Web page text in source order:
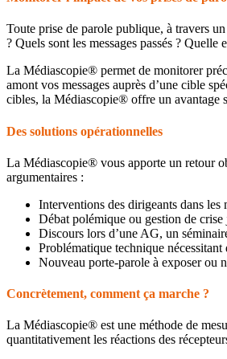
Toute prise de parole publique, à travers
? Quels sont les messages passés ? Quelle
La Médiascopie® permet de monitorer
amont vos messages auprès d’une cible
cibles, la Médiascopie® offre un avantage
Des solutions opérationnelles
La Médiascopie® vous apporte un retour
argumentaires :
Interventions des dirigeants dans les
Débat polémique ou gestion de
Discours lors d’une AG, un
Problématique technique
Nouveau porte-parole à exposer ou
Concrètement, comment ça marche ?
La Médiascopie® est une méthode de
quantitativement les réactions des